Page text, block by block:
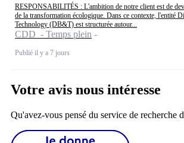
RESPONSABILITÉS : L'ambition de notre client est de
de la transformation écologique. Dans ce contexte, l'entité
Technology (DB&T) est structurée autour...
CDD - Temps plein
Publié il y a 7 jours
Votre avis nous intéresse
Qu'avez-vous pensé du service de recherche